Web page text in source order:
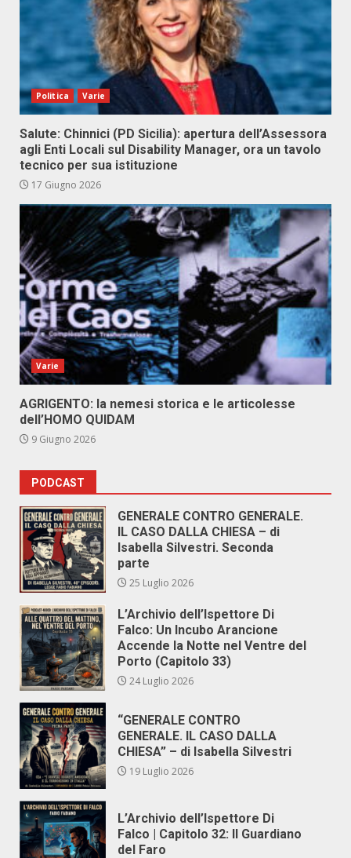
Politica Varie
Salute: Chinnici (PD Sicilia): apertura dell’Assessora
agli Enti Locali sul Disability Manager, ora un tavolo
tecnico per sua istituzione
17 Giugno 2026
Varie
AGRIGENTO: la nemesi storica e le articolesse
dell’HOMO QUIDAM
9 Giugno 2026
PODCAST
GENERALE CONTRO GENERALE.
IL CASO DALLA CHIESA – di
Isabella Silvestri. Seconda
parte
25 Luglio 2026
L’Archivio dell’Ispettore Di
Falco: Un Incubo Arancione
Accende la Notte nel Ventre del
Porto (Capitolo 33)
24 Luglio 2026
“GENERALE CONTRO
GENERALE. IL CASO DALLA
CHIESA” – di Isabella Silvestri
19 Luglio 2026
L’Archivio dell’Ispettore Di
Falco | Capitolo 32: Il Guardiano
del Faro